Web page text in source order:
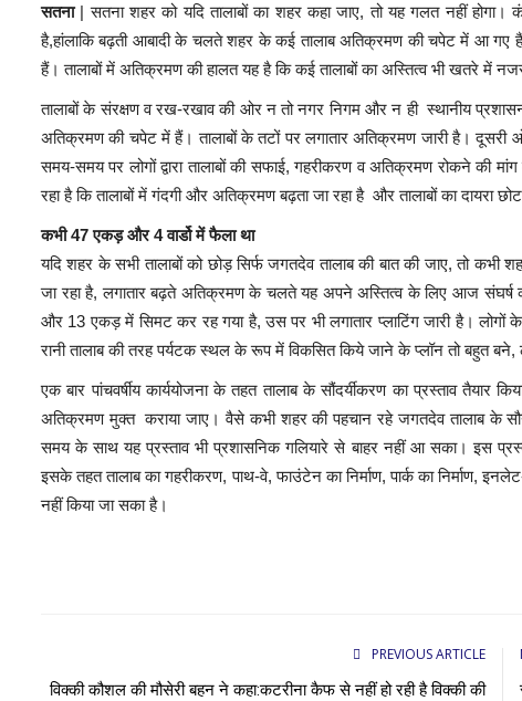
सतना | सतना शहर को यदि तालाबों का शहर कहा जाए, तो यह गलत नहीं
है,हांलाकि बढ़ती आबादी के चलते शहर के कई तालाब अतिक्रमण की चपेट में आ गए
हैं। तालाबों में अतिक्रमण की हालत यह है कि कई तालाबों का अस्तित्व भी खतरे में
तालाबों के संरक्षण व रख-रखाव की ओर न तो नगर निगम और न ही स्थानीय
अतिक्रमण की चपेट में हैं। तालाबों के तटों पर लगातार अतिक्रमण जारी है। दूसरी
समय-समय पर लोगों द्वारा तालाबों की सफाई, गहरीकरण व अतिक्रमण रोकने की
रहा है कि तालाबों में गंदगी और अतिक्रमण बढ़ता जा रहा है और तालाबों का दायरा
कभी 47 एकड़ और 4 वार्डो में फैला था
यदि शहर के सभी तालाबों को छोड़ सिर्फ जगतदेव तालाब की बात की जाए, तो कभी
जा रहा है, लगातार बढ़ते अतिक्रमण के चलते यह अपने अस्तित्व के लिए आज संघर्ष
और 13 एकड़ में सिमट कर रह गया है, उस पर भी लगातार प्लाटिंग जारी है। लोगों
रानी तालाब की तरह पर्यटक स्थल के रूप में विकसित किये जाने के प्लॉन तो बहुत
एक बार पांचवर्षीय कार्ययोजना के तहत तालाब के सौंदर्यीकरण का प्रस्ताव
अतिक्रमण मुक्त कराया जाए। वैसे कभी शहर की पहचान रहे जगतदेव तालाब के
समय के साथ यह प्रस्ताव भी प्रशासनिक गलियारे से बाहर नहीं आ सका। इस
इसके तहत तालाब का गहरीकरण, पाथ-वे, फाउंटेन का निर्माण, पार्क का
नहीं किया जा सका है।
PREVIOUS ARTICLE
विक्की कौशल की मौसेरी बहन ने कहा:कटरीना कैफ से नहीं हो रही है विक्की की